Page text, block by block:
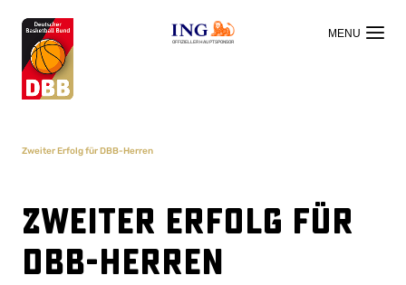
OFFIZIELLER HAUPTSPONSOR
Zweiter Erfolg für DBB-Herren
Zweiter Erfolg für
DBB-Herren